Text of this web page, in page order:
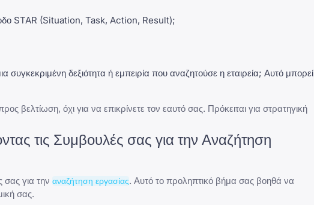
STAR (Situation, Task, Action, Result);
δεξιότητα ή εμπειρία που αναζητούσε η εταιρεία; Αυτό μπορεί
βελτίωση, όχι για να επικρίνετε τον εαυτό σας. Πρόκειται για στρατηγική
τις Συμβουλές σας για την Αναζήτηση
σας για την αναζήτηση εργασίας. Αυτό το προληπτικό βήμα σας βοηθά να
σας.